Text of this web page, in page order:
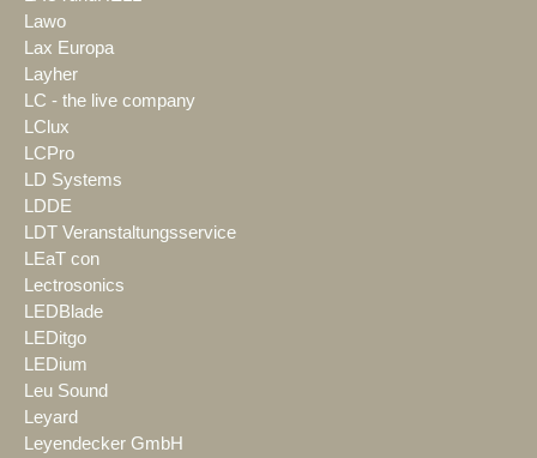
Lawo
Lax Europa
Layher
LC - the live company
LClux
LCPro
LD Systems
LDDE
LDT Veranstaltungsservice
LEaT con
Lectrosonics
LEDBlade
LEDitgo
LEDium
Leu Sound
Leyard
Leyendecker GmbH